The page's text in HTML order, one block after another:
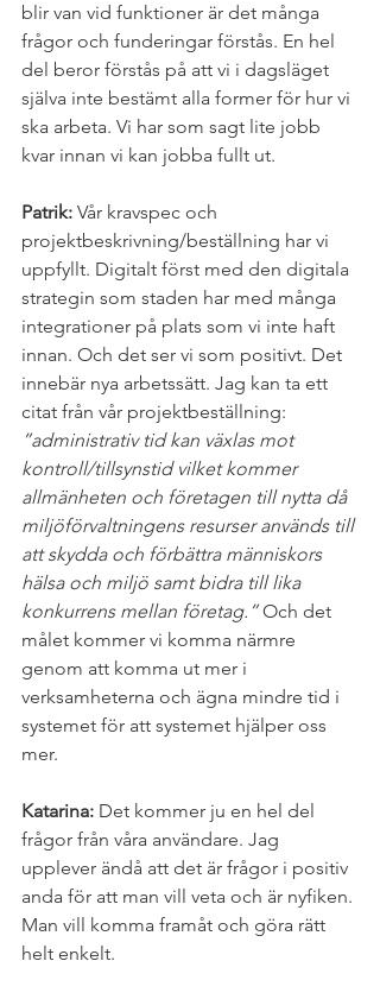
blir van vid funktioner är det många
frågor och funderingar förstås. En hel
del beror förstås på att vi i dagsläget
själva inte bestämt alla former för hur vi
ska arbeta. Vi har som sagt lite jobb
kvar innan vi kan jobba fullt ut.
Patrik: Vår kravspec och
projektbeskrivning/beställning har vi
uppfyllt. Digitalt först med den digitala
strategin som staden har med många
integrationer på plats som vi inte haft
innan. Och det ser vi som positivt. Det
innebär nya arbetssätt. Jag kan ta ett
citat från vår projektbeställning:
”administrativ tid kan växlas mot
kontroll/tillsynstid vilket kommer
allmänheten och företagen till nytta då
miljöförvaltningens resurser används till
att skydda och förbättra människors
hälsa och miljö samt bidra till lika
konkurrens mellan företag.” Och det
målet kommer vi komma närmre
genom att komma ut mer i
verksamheterna och ägna mindre tid i
systemet för att systemet hjälper oss
mer.
Katarina: Det kommer ju en hel del
frågor från våra användare. Jag
upplever ändå att det är frågor i positiv
anda för att man vill veta och är nyfiken.
Man vill komma framåt och göra rätt
helt enkelt.